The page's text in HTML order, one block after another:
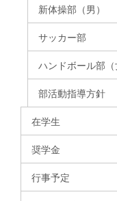
新体操部（男）
サッカー部
ハンドボール部（
部活動指導方針
在学生
奨学金
行事予定